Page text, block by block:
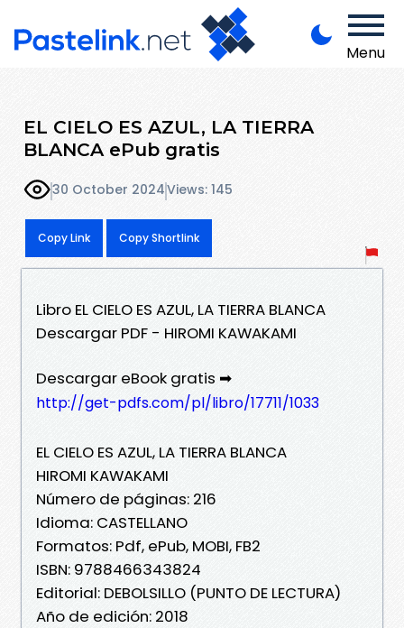
Menu
EL CIELO ES AZUL, LA TIERRA
BLANCA ePub gratis
30 October 2024Views: 145
Copy Link Copy Shortlink
Libro EL CIELO ES AZUL, LA TIERRA BLANCA
Descargar PDF - HIROMI KAWAKAMI
Descargar eBook gratis ➡
http://get-pdfs.com/pl/libro/17711/1033
EL CIELO ES AZUL, LA TIERRA BLANCA
HIROMI KAWAKAMI
Número de páginas: 216
Idioma: CASTELLANO
Formatos: Pdf, ePub, MOBI, FB2
ISBN: 9788466343824
Editorial: DEBOLSILLO (PUNTO DE LECTURA)
Año de edición: 2018